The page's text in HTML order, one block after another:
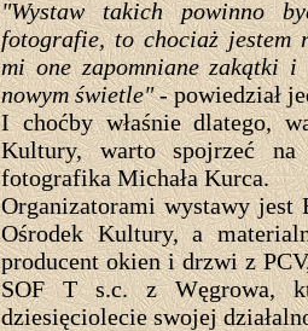
"Wystaw takich powinno
fotografie, to chociaż jestem
mi one zapomniane zakątki
nowym świetle"- powiedział
I choćby właśnie dlatego,
Kultury, warto spojrzeć
fotografika Michała Kurca.
Organizatorami wystawy
Ośrodek Kultury, a
producent okien i drzwi z
SOF T s.c. z Węgrowa,
dziesięciolecie swojej